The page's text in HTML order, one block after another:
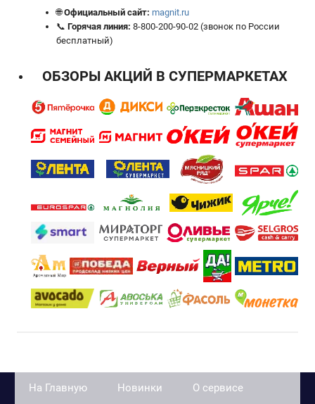
🌐Официальный сайт: magnit.ru
📞 Горячая линия: 8-800-200-90-02 (звонок по России
бесплатный)
ОБЗОРЫ АКЦИЙ В СУПЕРМАРКЕТАХ
На Главную Новинки О сервисе